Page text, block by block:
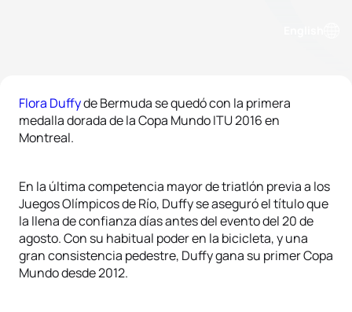
Flora Duffyde Bermuda se quedó con la primera
medalla dorada de la Copa Mundo ITU 2016 en
Montreal.
En la última competencia mayor de triatlón previa a los
Juegos Olímpicos de Río, Duffy se aseguró el título que
la llena de confianza días antes del evento del 20 de
agosto. Con su habitual poder en la bicicleta, y una
gran consistencia pedestre, Duffy gana su primer Copa
Mundo desde 2012.